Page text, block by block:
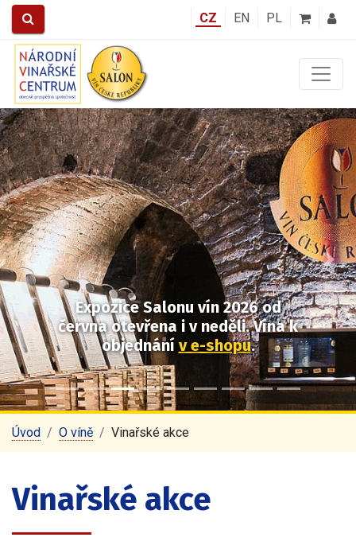
CZ EN PL
Expozice Salonu vín 2026od
června otevřena i v neděli.Vína k
objednání v e-shopu.
Předchozí Další
Úvod O víně Vinařské akce
Vinařské akce